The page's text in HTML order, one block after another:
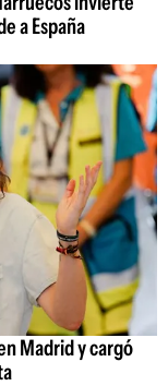
a España
Madrid y cargó